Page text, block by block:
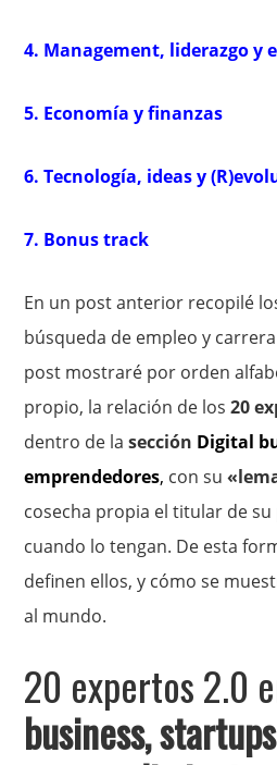
4. Management, liderazgo y
5. Economía y finanzas
6. Tecnología, ideas y
7. Bonus track
En un post anterior recopilé
búsqueda de empleo y
post mostraré por orden
propio, la relación de los20
dentro de lasección Digital
emprendedores, con su
cosecha propia el titular de su
cuando lo tengan. De esta
definen ellos, y cómo se
al mundo.
20 expertos 2.0
business,